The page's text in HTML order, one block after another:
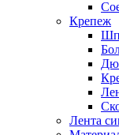
Крепеж
Лента